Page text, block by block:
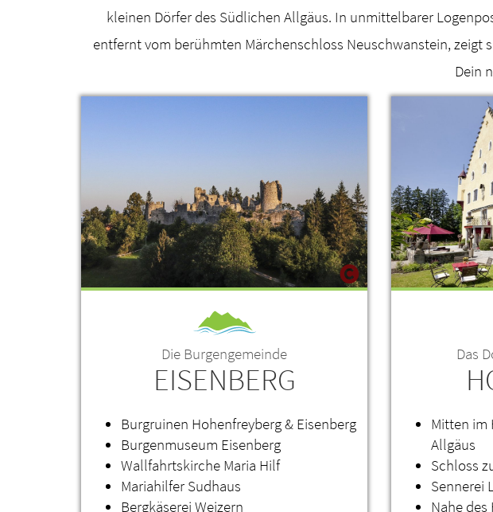
kleinen Dörfer des Südlichen Allgäus. In unmittelbarer
entfernt vom berühmten Märchenschloss Neuschwanstein, zeigt
Dein
Die Burgengemeinde
EISENBERG
Burgruinen Hohenfreyberg & Eisenberg
Burgenmuseum Eisenberg
Wallfahrtskirche Maria Hilf
Mariahilfer Sudhaus
Bergkäserei Weizern
Das
Mitten im
Allgäus
Schloss
Sennerei
Nahe des